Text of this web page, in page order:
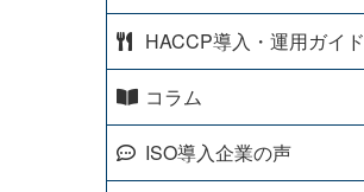
HACCP導入・運用ガイド
コラム
ISO導入企業の声